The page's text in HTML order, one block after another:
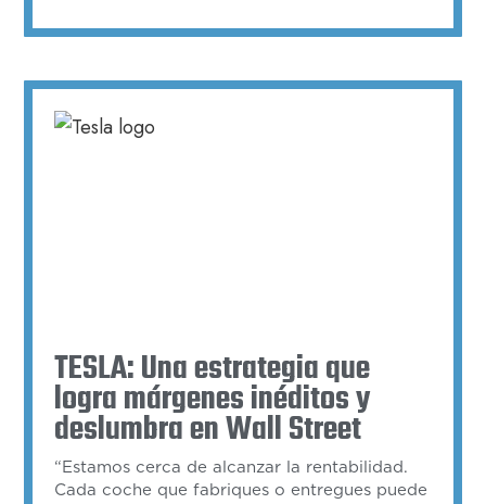
TESLA: Una estrategia que
logra márgenes inéditos y
deslumbra en Wall Street
“Estamos cerca de alcanzar la rentabilidad.
Cada coche que fabriques o entregues puede